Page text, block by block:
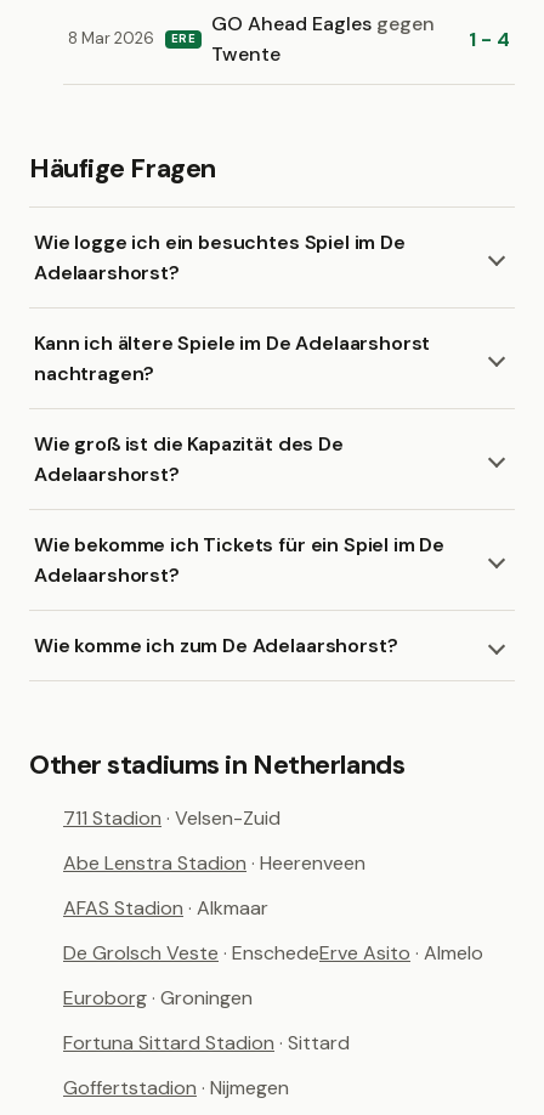
8 Mar 2026 ERE
GO Ahead Eagles gegen
Twente
1 - 4
Häufige Fragen
Wie logge ich ein besuchtes Spiel im De
Adelaarshorst?
Kann ich ältere Spiele im De Adelaarshorst
nachtragen?
Wie groß ist die Kapazität des De
Adelaarshorst?
Wie bekomme ich Tickets für ein Spiel im De
Adelaarshorst?
Wie komme ich zum De Adelaarshorst?
Other stadiums in Netherlands
711 Stadion · Velsen-Zuid
Abe Lenstra Stadion · Heerenveen
AFAS Stadion · Alkmaar
De Grolsch Veste · EnschedeErve Asito · Almelo
Euroborg· Groningen
Fortuna Sittard Stadion · Sittard
Goffertstadion · Nijmegen